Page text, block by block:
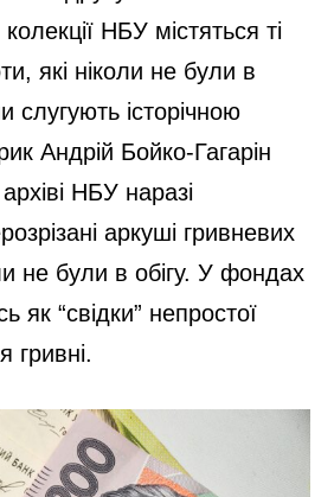
НБУ містяться ті
які ніколи не були в
слугують історічною
Андрій Бойко-Гагарін
НБУ наразі
аркуші гривневих
не були в обігу. У фондах
як “свідки” непростої
гривні.